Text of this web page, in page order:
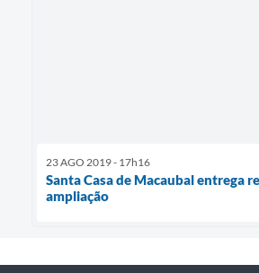
23 AGO 2019 - 17h16
Santa Casa de Macaubal entrega
ampliação